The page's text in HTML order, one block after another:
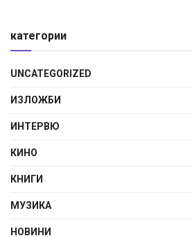
категории
UNCATEGORIZED
ИЗЛОЖБИ
ИНТЕРВЮ
КИНО
КНИГИ
МУЗИКА
НОВИНИ